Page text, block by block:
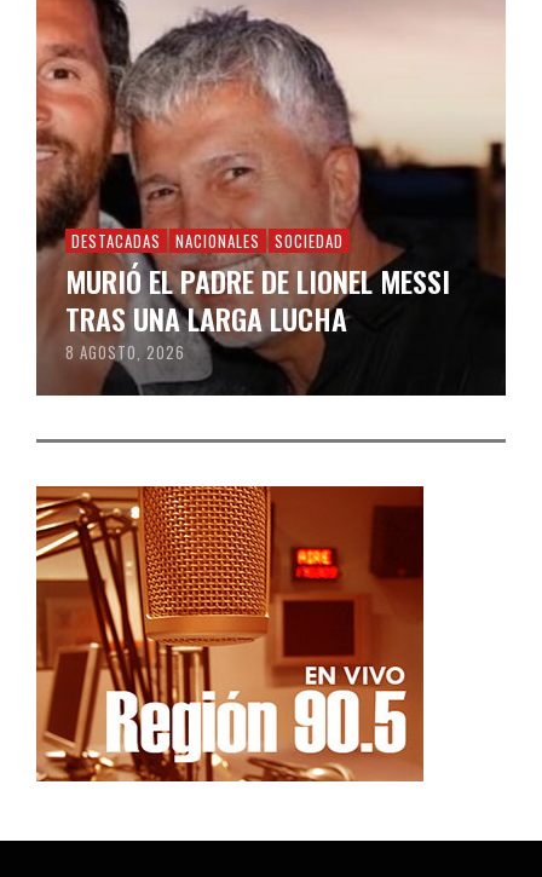
DESTACADAS NACIONALES SOCIEDAD
MURIÓ EL PADRE DE LIONEL MESSI
TRAS UNA LARGA LUCHA
8 AGOSTO, 2026